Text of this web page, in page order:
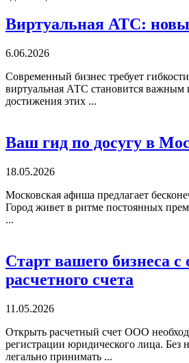
Виртуальная АТС:
6.06.2026
Современный бизнес требует
виртуальная АТС становится важным
достижения этих ...
Ваш гид по досугу в
18.05.2026
Московская афиша предлагает
Город живет в ритме постоянных
...
Старт вашего бизнеса
расчетного счета
11.05.2026
Открыть расчетный счет ООО
регистрации юридического лица. Без
легально принимать ...